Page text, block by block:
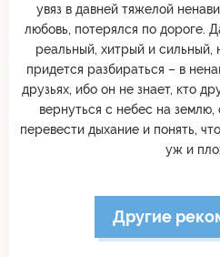
увяз в давней тяжелой
любовь, потерялся по дороге.
реальный, хитрый и сильный,
придется разбираться – в
друзьях, ибо он не знает, кто
вернуться с небес на землю,
перевести дыхание и понять,
уж и
Другие